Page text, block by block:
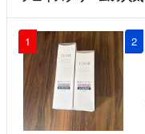
1 2